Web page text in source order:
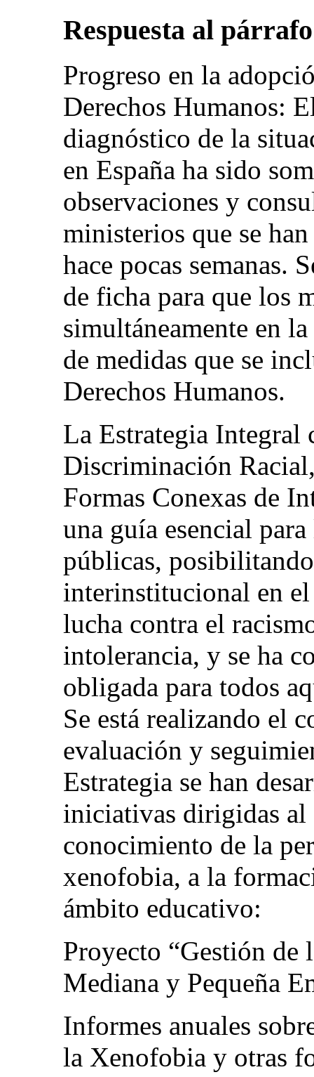
Respuesta al
Progreso en la
Derechos Humanos:
diagnóstico de la
en España ha sido
observaciones y
ministerios que se
hace pocas semanas.
de ficha para que los
simultáneamente en
de medidas que se
Derechos Humanos.
La Estrategia Integral
Discriminación
Formas Conexas de
una guía esencial
públicas,
interinstitucional en
lucha contra el
intolerancia, y se ha
obligada para todos
Se está realizando el
evaluación y
Estrategia se han
iniciativas dirigidas
conocimiento de la
xenofobia, a la
ámbito educativo:
Proyecto “Gestión
Mediana y Pequeña
Informes anuales
la Xenofobia y otras